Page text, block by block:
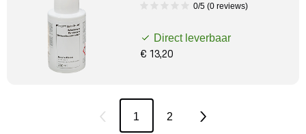
0/5 (0 reviews)
Direct leverbaar
€ 13,20
1 2